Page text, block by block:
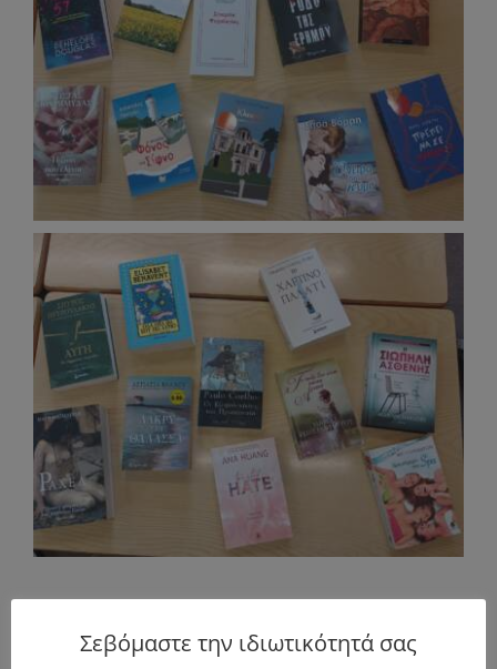
Σεβόμαστε την ιδιωτικότητά σας